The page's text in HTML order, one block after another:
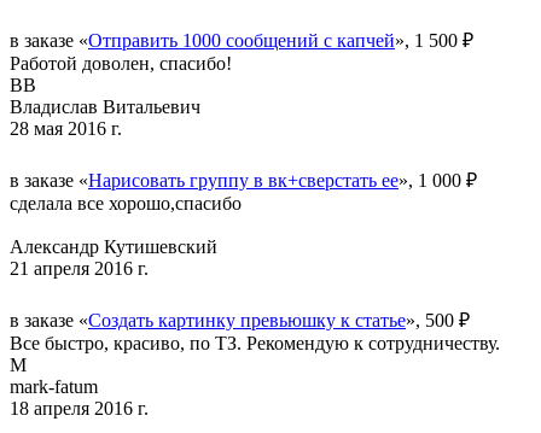
в заказе «Отправить 1000 сообщений с капчей», 1 500 ₽
Работой доволен, спасибо!
ВВ
Владислав Витальевич
28 мая 2016 г.
в заказе «Нарисовать группу в вк+сверстать ее», 1 000 ₽
сделала все хорошо,спасибо
Александр Кутишевский
21 апреля 2016 г.
в заказе «Создать картинку превьюшку к статье», 500 ₽
Все быстро, красиво, по ТЗ. Рекомендую к сотрудничеству.
M
mark-fatum
18 апреля 2016 г.